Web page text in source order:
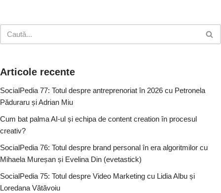
Articole recente
SocialPedia 77: Totul despre antreprenoriat în 2026 cu Petronela
Păduraru și Adrian Miu
Cum bat palma AI-ul și echipa de content creation în procesul
creativ?
SocialPedia 76: Totul despre brand personal în era algoritmilor cu
Mihaela Mureșan și Evelina Din (evetastick)
SocialPedia 75: Totul despre Video Marketing cu Lidia Albu și
Loredana Vătăvoiu